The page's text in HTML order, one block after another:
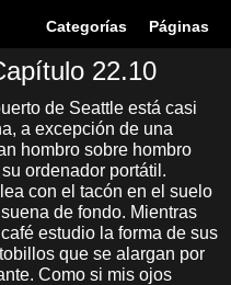
Categorías Páginas
22.10
de Seattle está casi
a excepción de una
hombro sobre hombro
ordenador portátil.
con el tacón en el suelo
de fondo. Mientras
estudio la forma de sus
que se alargan por
Como si mis ojos